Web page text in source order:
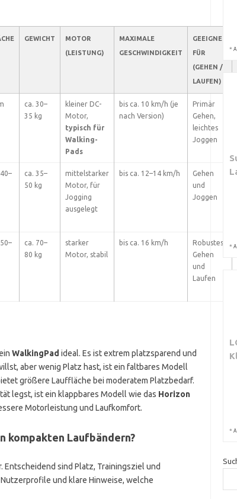
GEWICHT
MOTOR
(LEISTUNG)
MAXIMALE
GESCHWINDIGKEIT
GEEIGNET
FÜR
(GEHEN /
LAUFEN)
ca. 30–
35 kg
kleiner DC-
Motor,
typisch für
Walking-
Pads
bis ca. 10 km/h (je
nach Version)
Primär
Gehen,
leichtes
Joggen
ca. 35–
50 kg
mittelstarker
Motor, für
Jogging
ausgelegt
bis ca. 12–14 km/h
Gehen
und
Joggen
ca. 70–
80 kg
starker
Motor, stabil
bis ca. 16 km/h
Robustes
Gehen
und
Laufen
WalkingPad ideal. Es ist extrem platzsparend und
aber wenig Platz hast, ist ein faltbares Modell
größere Lauffläche bei moderatem Platzbedarf.
legst, ist ein klappbares Modell wie das Horizon
Motorleistung und Laufkomfort.
kompakten Laufbändern?
Entscheidend sind Platz, Trainingsziel und
und klare Hinweise, welche
*
*
*